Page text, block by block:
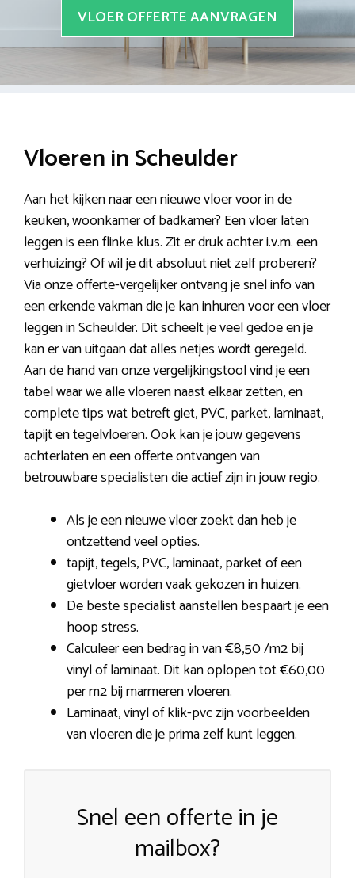
VLOER OFFERTE AANVRAGEN
Vloeren in Scheulder
Aan het kijken naar een nieuwe vloer voor in de
keuken, woonkamer of badkamer? Een vloer laten
leggen is een flinke klus. Zit er druk achter i.v.m. een
verhuizing? Of wil je dit absoluut niet zelf proberen?
Via onze offerte-vergelijker ontvang je snel info van
een erkende vakman die je kan inhuren voor een vloer
leggen in Scheulder. Dit scheelt je veel gedoe en je
kan er van uitgaan dat alles netjes wordt geregeld.
Aan de hand van onze vergelijkingstool vind je een
tabel waar we alle vloeren naast elkaar zetten, en
complete tips wat betreft giet, PVC, parket, laminaat,
tapijt en tegelvloeren. Ook kan je jouw gegevens
achterlaten en een offerte ontvangen van
betrouwbare specialisten die actief zijn in jouw regio.
Als je een nieuwe vloer zoekt dan heb je
ontzettend veel opties.
tapijt, tegels, PVC, laminaat, parket of een
gietvloer worden vaak gekozen in huizen.
De beste specialist aanstellen bespaart je een
hoop stress.
Calculeer een bedrag in van €8,50 /m2 bij
vinyl of laminaat. Dit kan oplopen tot €60,00
per m2 bij marmeren vloeren.
Laminaat, vinyl of klik-pvc zijn voorbeelden
van vloeren die je prima zelf kunt leggen.
Snel een offerte in je
mailbox?